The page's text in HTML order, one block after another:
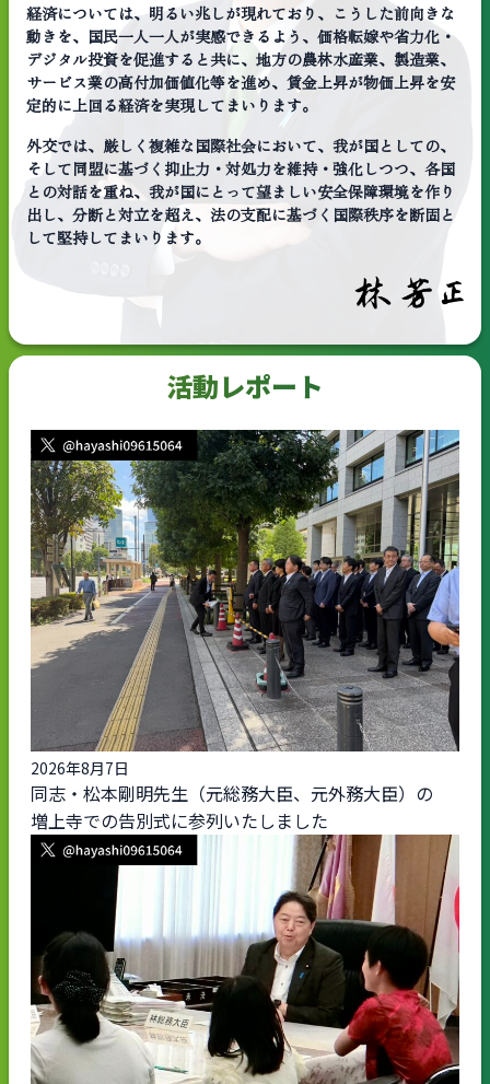
経済については、明るい兆しが現れており、こうした前向きな
動きを、国民一人一人が実感できるよう、価格転嫁や省力化・
デジタル投資を促進すると共に、地方の農林水産業、製造業、
サービス業の高付加価値化等を進め、賃金上昇が物価上昇を安
定的に上回る経済を実現してまいります。
外交では、厳しく複雑な国際社会において、我が国としての、
そして同盟に基づく抑止力・対処力を維持・強化しつつ、各国
との対話を重ね、我が国にとって望ましい安全保障環境を作り
出し、分断と対立を超え、法の支配に基づく国際秩序を断固と
して堅持してまいります。
活動レポート
2026年8月7日
同志・松本剛明先生（元総務大臣、元外務大臣）の
増上寺での告別式に参列いたしました